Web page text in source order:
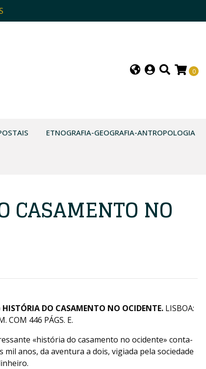
0
ETNOGRAFIA-GEOGRAFIA-ANTROPOLOGIA
CASAMENTO NO
HISTÓRIA DO CASAMENTO NO OCIDENTE. LISBOA:
COM 446 PÁGS. E.
«história do casamento no ocidente» conta-
mil anos, da aventura a dois, vigiada pela sociedade